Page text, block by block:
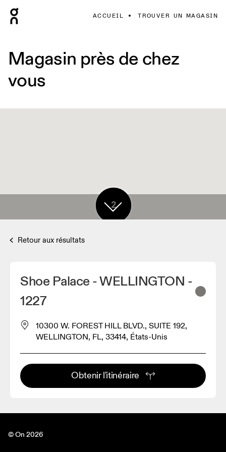
ACCUEIL TROUVER UN MAGASIN
Magasin près de chez
vous
2
Retour aux résultats
Shoe Palace - WELLINGTON -
1227
10300 W. FOREST HILL BLVD., SUITE 192,
WELLINGTON, FL, 33414, États-Unis
Obtenir l'itinéraire
© On 2026